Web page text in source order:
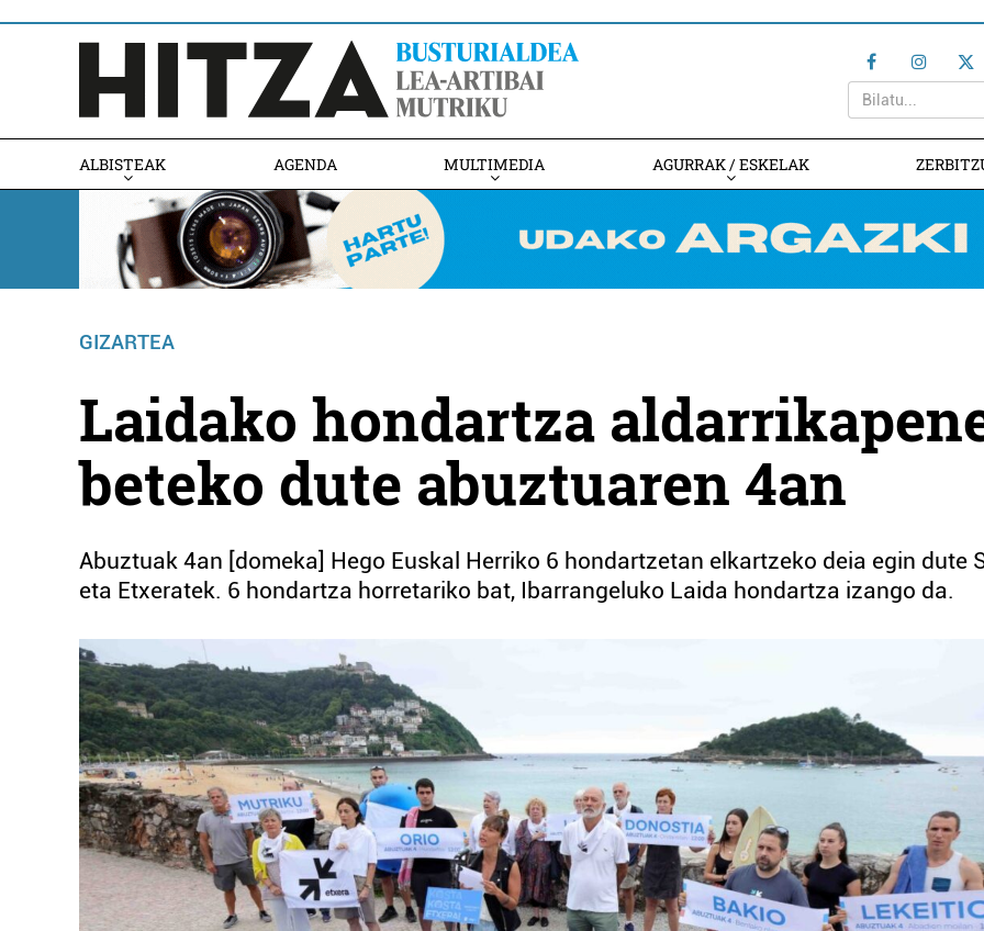
ALBISTEAK AGENDA MULTIMEDIA AGURRAK / ESKELAK
GIZARTEA
Laidako hondartza
beteko dute abuztuaren 4an
Abuztuak 4an [domeka] Hego Euskal Herriko 6 hondartzetan elkartzeko deia egin dute
eta Etxeratek. 6 hondartza horretariko bat, Ibarrangeluko Laida hondartza izango da.